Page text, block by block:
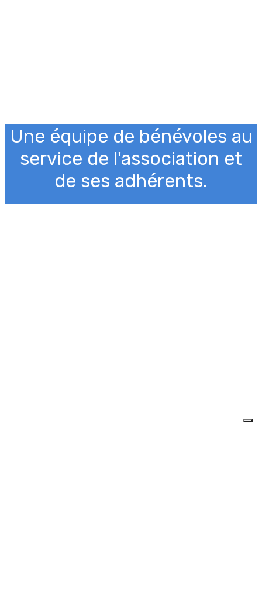
Une équipe de bénévoles au
service de l'association et
de ses adhérents.